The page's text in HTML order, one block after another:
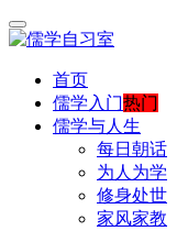
首页
儒学入门热门
儒学与人生
每日朝话
为人为学
修身处世
家风家教